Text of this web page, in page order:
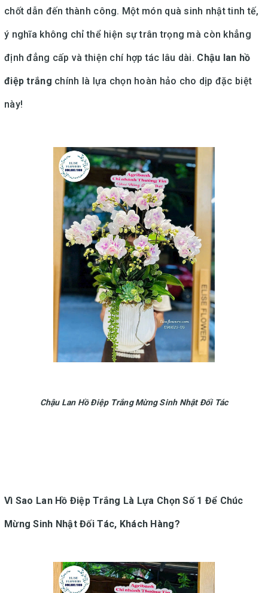
chốt dẫn đến thành công. Một món quà sinh nhật tinh tế,
ý nghĩa không chỉ thể hiện sự trân trọng mà còn khẳng
định đẳng cấp và thiện chí hợp tác lâu dài. Chậu lan hồ
điệp trắng chính là lựa chọn hoàn hảo cho dịp đặc biệt
này!
Chậu Lan Hồ Điệp Trắng Mừng Sinh Nhật Đối Tác
Vì Sao Lan Hồ Điệp Trắng Là Lựa Chọn Số 1 Để Chúc
Mừng Sinh Nhật Đối Tác, Khách Hàng?